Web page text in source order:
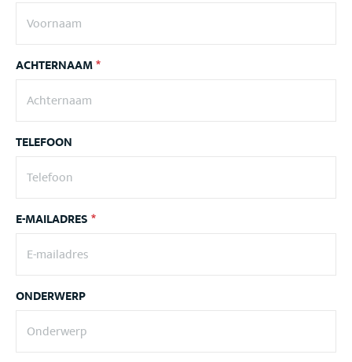
ACHTERNAAM*
TELEFOON
E-MAILADRES*
ONDERWERP